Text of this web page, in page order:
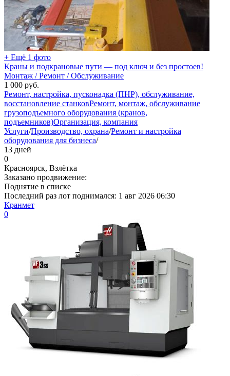
+ Ещё 1 фото
Краны и подкрановые пути — под ключ и без простоев!
Монтаж / Ремонт / Обслуживание
1 000 руб.
Ремонт, настройка, пусконадка (ПНР), обслуживание,
восстановление станковРемонт, монтаж, обслуживание
грузоподъемного оборудования (кранов,
подъемников)Организация, компания
Услуги/Производство, охрана/Ремонт и настройка
оборудования для бизнеса/
13 дней
0
Красноярск, Взлётка
Заказано продвижение:
Поднятие в списке
Последний раз лот поднимался: 1 авг 2026 06:30
Кранмет
0